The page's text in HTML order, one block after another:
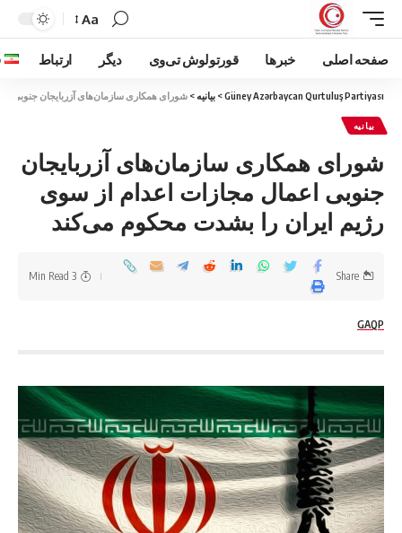
Aa
صفحه اصلی خبرها قورتولوش تی‌وی دیگر ارتباط
Güney Azərbaycan Qurtuluş Partiyası
> بیانیه> شورای همکاری سازمان‌های آزربایجان جنوبی
بیانیه
شورای همکاری سازمان‌های آزربایجان
جنوبی اعمال مجازات اعدام از سوی
رژیم ایران را بشدت محکوم می‌کند
GAQP
Share
3 Min Read